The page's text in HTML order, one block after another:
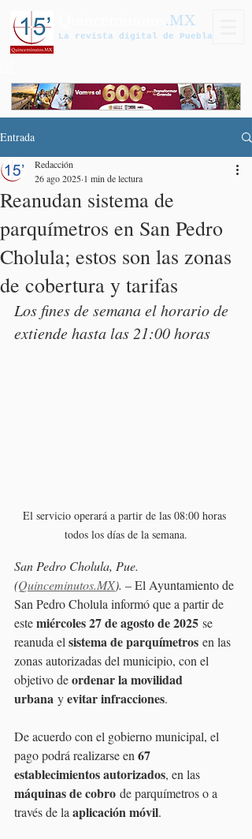
.MX
La revista digital de Puebla
Entrada
Reanudan sistema de
parquímetros en San Pedro
Cholula; estos son las zonas
de cobertura y tarifas
Redacción
26 ago 2025 1 min de lectura
Los fines de semana el horario de
extiende hasta las 21:00 horas
El servicio operará a partir de las 08:00 horas
todos los días de la semana.
San Pedro Cholula, Pue.
(Quinceminutos.MX). – El Ayuntamiento de
San Pedro Cholula informó que a partir de
este miércoles 27 de agosto de 2025 se
reanuda el sistema de parquímetros en las
zonas autorizadas del municipio, con el
objetivo de ordenar la movilidad
urbana y evitar infracciones.
De acuerdo con el gobierno municipal, el
pago podrá realizarse en 67
establecimientos autorizados, en las
máquinas de cobro de parquímetros o a
través de la aplicación móvil.